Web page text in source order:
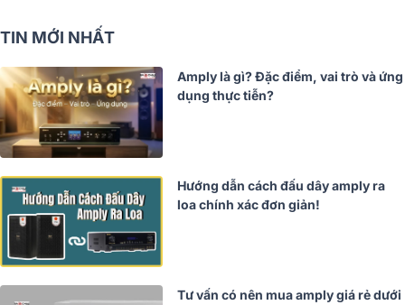
TIN MỚI NHẤT
Amply là gì? Đặc điểm, vai trò và ứng
dụng thực tiễn?
Hướng dẫn cách đấu dây amply ra
loa chính xác đơn giản!
Tư vấn có nên mua amply giá rẻ dưới